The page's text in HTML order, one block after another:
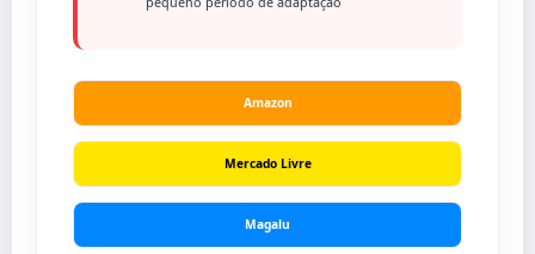
Amazon
Mercado Livre
Magalu